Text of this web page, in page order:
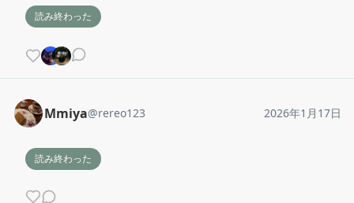
読み終わった
Mmiya@rereo123 2026年1月17日
読み終わった